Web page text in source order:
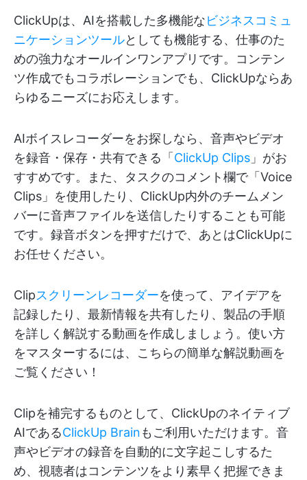
ClickUpは、AIを搭載した多機能なビジネスコミュ
ニケーションツールとしても機能する、仕事のた
めの強力なオールインワンアプリです。コンテン
ツ作成でもコラボレーションでも、ClickUpならあ
らゆるニーズにお応えします。
AIボイスレコーダーをお探しなら、音声やビデオ
を録音・保存・共有できる「ClickUp Clips 」がお
すすめです。また、タスクのコメント欄で「Voice
Clips」を使用したり、ClickUp内外のチームメン
バーに音声ファイルを送信したりすることも可能
です。録音ボタンを押すだけで、あとはClickUpに
お任せください。
Clipスクリーンレコーダーを使って、アイデアを
記録したり、最新情報を共有したり、製品の手順
を詳しく解説する動画を作成しましょう。使い方
をマスターするには、こちらの簡単な解説動画を
ご覧ください！
Clipを補完するものとして、ClickUpのネイティブ
AIであるClickUp Brainもご利用いただけます。音
声やビデオの録音を自動的に文字起こしするた
め、視聴者はコンテンツをより素早く把握できま